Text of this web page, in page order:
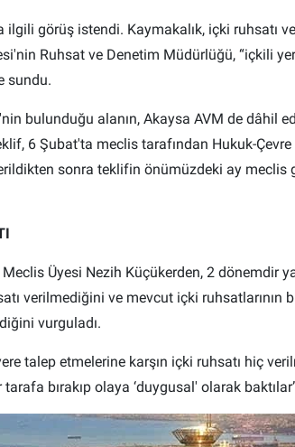
ilgili görüş istendi. Kaymakalık, içki ruhsatı
Ruhsat ve Denetim Müdürlüğü, “içkili
sundu.
bulunduğu alanın, Akaysa AVM de dâhil
6 Şubat'ta meclis tarafından Hukuk-
sonra teklifin önümüzdeki ay meclis
Üyesi Nezih Küçükerden, 2 dönemdir
verilmediğini ve mevcut içki ruhsatlarının
vurguladı.
talep etmelerine karşın içki ruhsatı hiç
bırakıp olaya ‘duygusal' olarak